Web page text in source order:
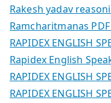
Rakesh yadav
Ramcharitmanas
RAPIDEX ENGLISH
Rapidex English
RAPIDEX ENGLISH
RAPIDEX ENGLISH